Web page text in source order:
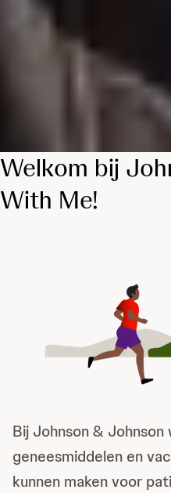
Welkom bij
With Me!
Bij Johnson &
geneesmiddelen en
kunnen maken voor